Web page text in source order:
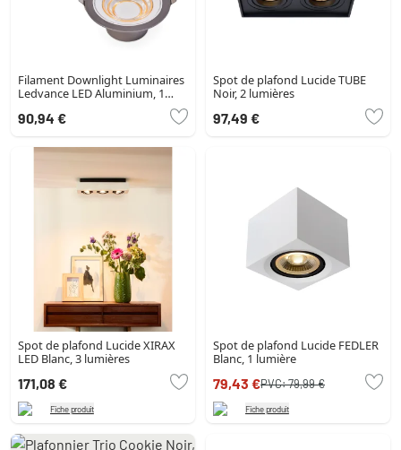
Filament Downlight Luminaires
Ledvance LED Aluminium, 1
90,94 €
Spot de plafond Lucide TUBE
Noir, 2 lumières
97,49 €
Spot de plafond Lucide XIRAX
LED Blanc, 3 lumières
171,08 €
Fiche produit
Spot de plafond Lucide FEDLER
Blanc, 1 lumière
79,43 €PVC:79,99 €
Fiche produit